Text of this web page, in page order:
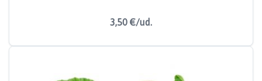
3,50 €/ud.